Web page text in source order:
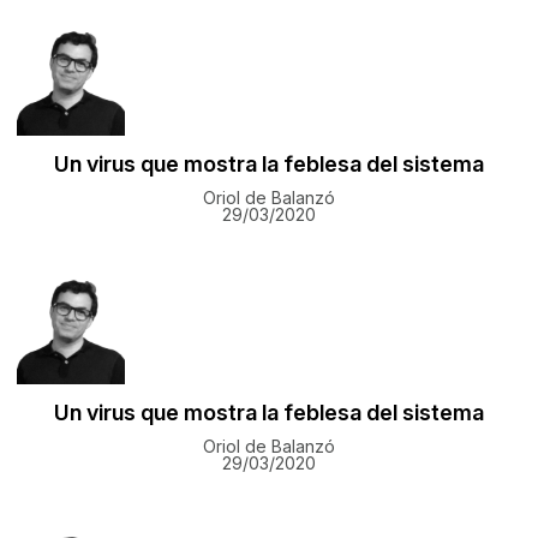
Un virus que mostra la feblesa del sistema
Oriol de Balanzó
29/03/2020
Un virus que mostra la feblesa del sistema
Oriol de Balanzó
29/03/2020